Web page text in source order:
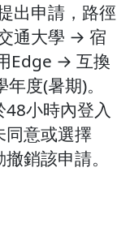
出申請，路徑
通大學 → 宿
Edge → 互換
度(暑期)。
小時內登入
同意或選擇
銷該申請。